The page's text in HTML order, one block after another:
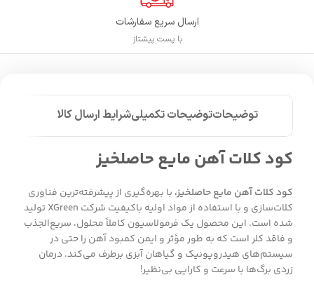
ارسال سریع سفارشات
با پست پیشتاز
توضیحاتتوضیحات تکمیلیشرایط ارسال کالا
کود کلات آهن مایع حاصلخیز
کود کلات آهن مایع حاصلخیز، با بهره‌گیری از پیشرفته‌ترین فناوری
کلات‌سازی و با استفاده از مواد اولیه باکیفیت شرکت XGreen تولید
شده است. این محصول یک فرمولاسیون کاملاً محلول، سریع‌الجذب
و فاقد کلر است که به طور مؤثر و ایمن کمبود آهن را حتی در
سیستم‌های هیدروپونیک و گیاهان آبزی برطرف می‌کند. درمان
زردی برگ‌ها با سرعت و کارایی بی‌نظیر!